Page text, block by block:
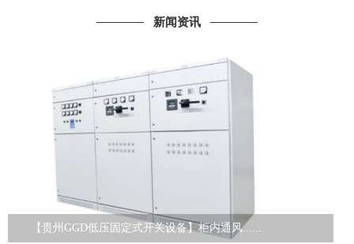
新闻资讯
【贵州GGD低压固定式开关设备】柜内通风......